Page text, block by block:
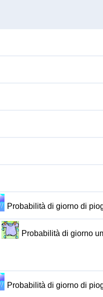
Probabilità di giorno di
Probabilità di giorno
Probabilità di giorno di